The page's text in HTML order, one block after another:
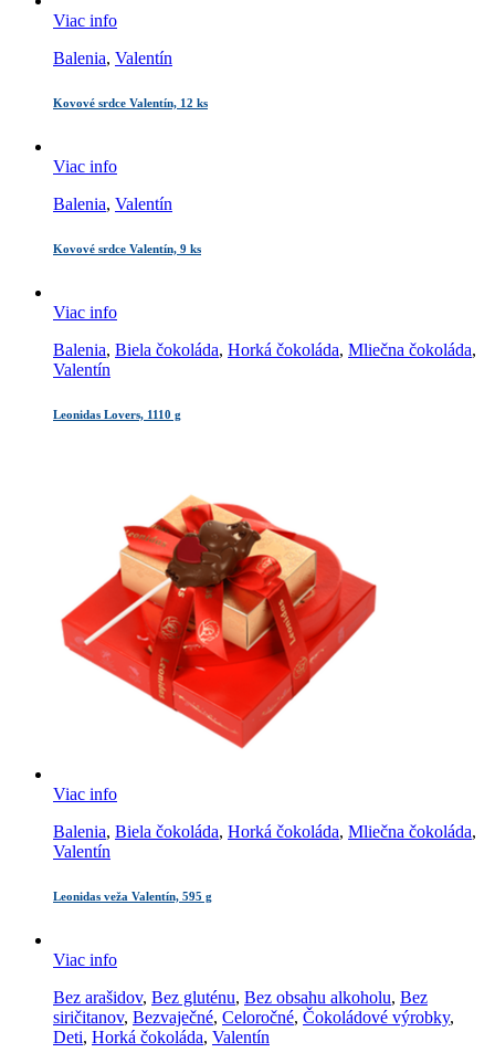
Viac info
Balenia, Valentín
Kovové srdce Valentín, 12 ks
Viac info
Balenia, Valentín
Kovové srdce Valentín, 9 ks
Viac info
Balenia, Biela čokoláda, Horká čokoláda, Mliečna čokoláda,
Valentín
Leonidas Lovers, 1110 g
Viac info
Balenia, Biela čokoláda, Horká čokoláda, Mliečna čokoláda,
Valentín
Leonidas veža Valentín, 595 g
Viac info
Bez arašidov, Bez gluténu, Bez obsahu alkoholu, Bez
siričitanov, Bezvaječné, Celoročné, Čokoládové výrobky,
Deti, Horká čokoláda, Valentín